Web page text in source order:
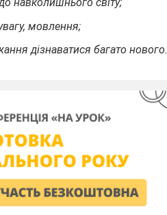
мовлення;
дізнаватися багато нового.